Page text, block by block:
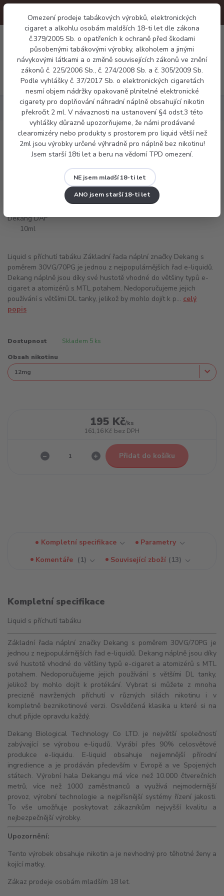
Omezení prodeje tabákových výrobků, elektronických
cigaret a alkohlu osobám maldších 18-ti let dle zákona
č.379/2005 Sb. o opatřeních k ochraně před škodami
působenými tabákovými výrobky, alkoholem a jinými
návykovými látkami a o změně souvisejících zákonů ve znění
zákonů č. 225/2006 Sb., č. 274/2008 Sb. a č. 305/2009 Sb.
Podle vyhlášky č. 37/2017 Sb. o elektronických cigaretách
nesmí objem nádržky opakovaně plnitelné elektronické
cigarety pro doplňování náhradní náplně obsahující nikotin
překročit 2 ml. V návaznosti na ustanovení §4 odst.3 této
vyhlášky důrazně upozorňujeme, že námi prodávané
clearomizéry nebo produkty s prostorem pro liquid větší než
2ml jsou výrobky určené výhradně pro náplně bez nikotinu!
Jsem starší 18ti let a beru na vědomí TPD omezení.
NE jsem mladší 18-ti let
ANO jsem starší 18-ti let
Menu
0 Kč
Náplně Tabákové E-liquid Dekang DAF 10ml
E-liquid Dekang DAF 10ml
Liquid s příchutí tabáku Základní řada náplní značky Dekang s
poměrem 30VG/70PG je jednou z nejpopulárnějších řad e-liquidů.
Dekang náplně jsou díky své hustotě vhodné do většiny typů e-
cigaret a atomizérů s MTL potahem. Nedoporučujeme jejich
používání s většími DL tanky, jelikož by mohlo dojít k p... celý
popis
Dostupnost Skladem 5 ks
Obsah nikotinu
195 Kč/ks
161,16 Kč bez DPH
Přidat do košíku
Kompletní specifikace
Parametry
Komentáře
1 Související zboží 13
Kompletní specifikace
Liquid s příchutí tabáku
Základní řada náplní značky Dekang s poměrem 30VG/70PG je
jednou z nejpopulárnějších řad e-liquidů. Dekang náplně jsou díky
své hustotě vhodné do většiny typů e-cigaret a atomizérů s MTL
potahem. Nedoporučujeme jejich používání s většími DLtanky,
jelikož by mohlo dojít k protékání. Vybrat si můžete z mnoha
precizně navržených příchutí v různých silách nikotinu i v
kompletně beznikotinové verzi. Osvědčená klasika u které si na
chuť přijde opravdu každý.
Dekang Biological Technology Co LTD. je největší společností
zabývající se výrobou e-liqudů. Vyrábí přes 90% celosvětové
produkce e-liquidu. E-liquid obsahuje nejjemnější přírodní
ingredience a je prodáván především v Evropě a ve Spojených
státech. Výrobní hala Dekangu má více než 10.000 čtverečních
metrů, více než 1000 zaměstnanců a využívá nejmodernější
provoz, výrobní technologie a nejpřísnější systémy řízení jakosti.
To vše umožňuje poskytovat zákazníkům nejvyšší kvalitu a
nejbezpečnější výrobky.
Upozornění:
Tento výrobek obsahuje nikotin a je nevhodný pro těhotné ženy a
kojící matky.
Zákaz prodeje osobám mladším 18 let.